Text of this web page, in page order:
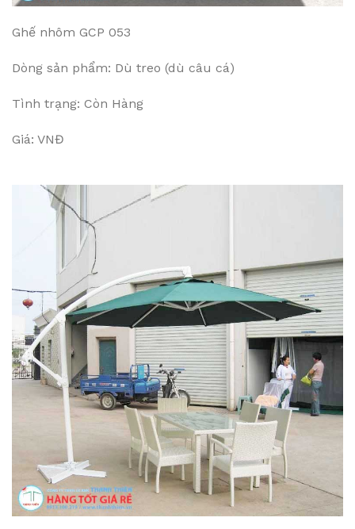
Ghế nhôm GCP 053
Dòng sản phẩm: Dù treo (dù câu cá)
Tình trạng: Còn Hàng
Giá: VNĐ